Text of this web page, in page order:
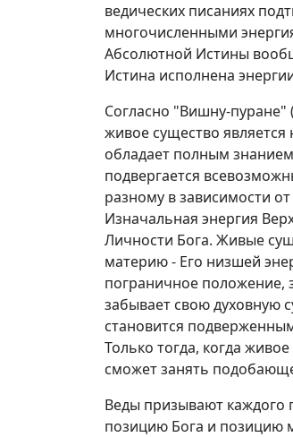
ведических писаниях
многочисленными
Абсолютной Истины
Истина исполнена
Согласно "Вишну-пуране"
живое существо
обладает полным
подвергается
разному в зависимости
Изначальная энергия
Личности Бога. Живые
материю - Его низшей
пограничное положение,
забывает свою духовную
становится
Только тогда, когда
сможет занять
Веды призывают каждого
позицию Бога и позицию